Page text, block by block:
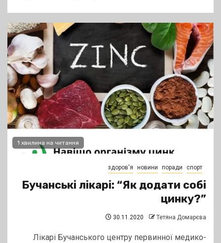
1 хвилина на читання
здоров'я новини поради спорт
Бучанські лікарі: “Як додати собі
цинку?”
30.11.2020 Тетяна Домарєва
Лікарі Бучанського центру первинної медико-